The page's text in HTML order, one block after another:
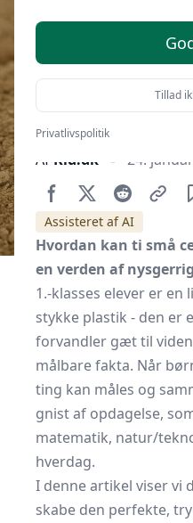
Af Kid.dk 24.
Assisteret af AI
Hvordan kan ti små
en verden af
1.-klasses elever er
stykke plastik - den er
forvandler gæt til
målbare fakta. Når
ting kan måles og
gnist af opdagelse,
matematik, natur/
hverdag.
I denne artikel viser vi
skabe den perfekte,
Tillad
Privatlivspolitik